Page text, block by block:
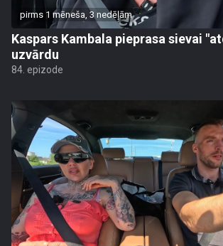
pirms 1 mēneša, 3 nedēļām
Kaspars Kambala pieprasa sievai
uzvārdu
84. epizode